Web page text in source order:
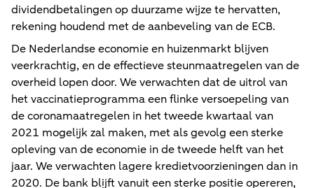
dividendbetalingen op duurzame wijze te hervatten,
rekening houdend met de aanbeveling van de ECB.
De Nederlandse economie en huizenmarkt blijven
veerkrachtig, en de effectieve steunmaatregelen van de
overheid lopen door. We verwachten dat de uitrol van
het vaccinatieprogramma een flinke versoepeling van
de coronamaatregelen in het tweede kwartaal van
2021 mogelijk zal maken, met als gevolg een sterke
opleving van de economie in de tweede helft van het
jaar. We verwachten lagere kredietvoorzieningen dan in
2020. De bank blijft vanuit een sterke positie opereren,